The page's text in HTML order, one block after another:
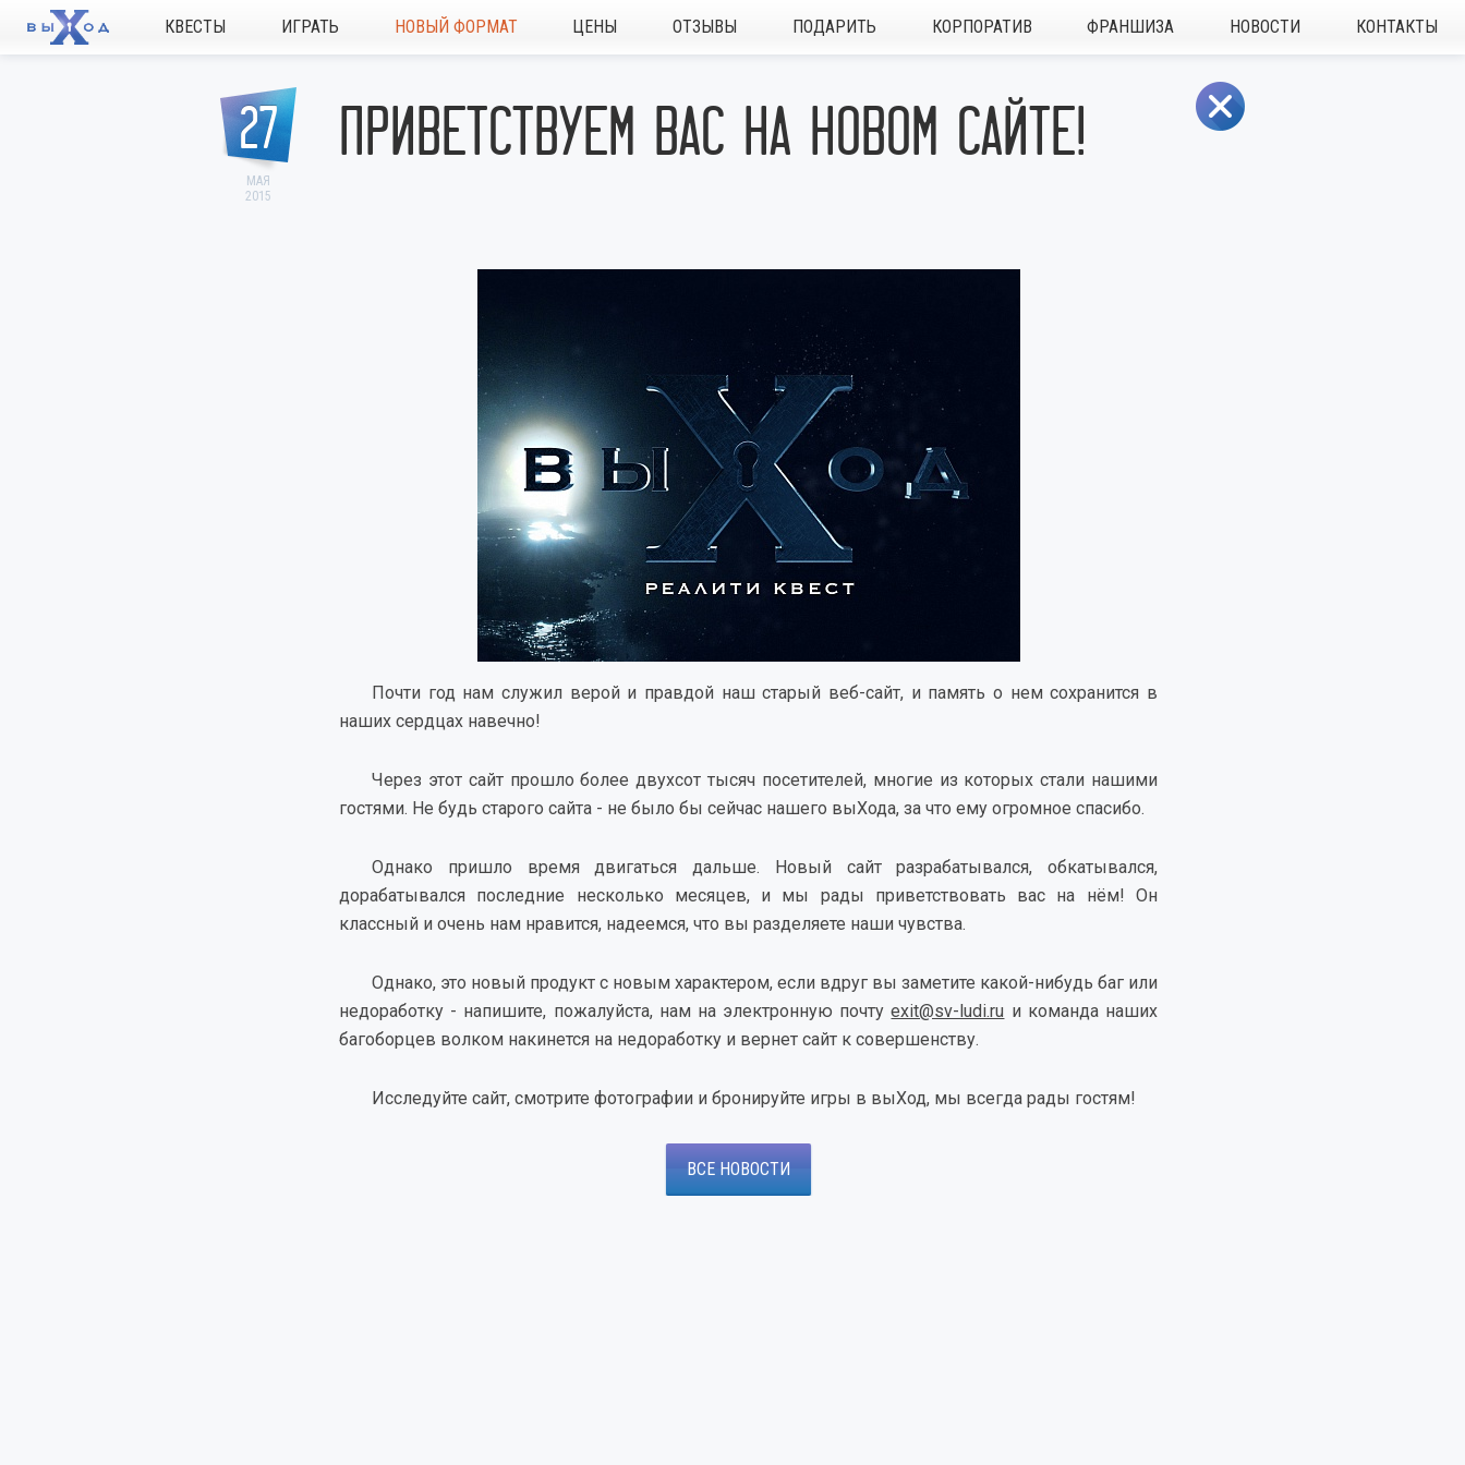
КВЕСТЫ ИГРАТЬ НОВЫЙ ФОРМАТ ЦЕНЫ ОТЗЫВЫ ПОДАРИТЬ КОРПОРАТИВ ФРАНШИЗА НОВОСТИ КОНТАКТЫ
ПРИВЕТСТВУЕМ ВАС НА НОВОМ САЙТЕ!
27
МАЯ
2015
Почти год нам служил верой и правдой наш старый веб-сайт, и память о нем сохранится в
наших сердцах навечно!
Через этот сайт прошло более двухсот тысяч посетителей, многие из которых стали нашими
гостями. Не будь старого сайта - не было бы сейчас нашего выХода, за что ему огромное спасибо.
Однако пришло время двигаться дальше. Новый сайт разрабатывался, обкатывался,
дорабатывался последние несколько месяцев, и мы рады приветствовать вас на нём! Он
классный и очень нам нравится, надеемся, что вы разделяете наши чувства.
Однако, это новый продукт с новым характером, если вдруг вы заметите какой-нибудь баг или
недоработку - напишите, пожалуйста, нам на электронную почтуexit@sv-ludi.ru и команда наших
багоборцев волком накинется на недоработку и вернет сайт к совершенству.
Исследуйте сайт, смотрите фотографии и бронируйте игры в выХод, мы всегда рады гостям!
ВСЕ НОВОСТИ